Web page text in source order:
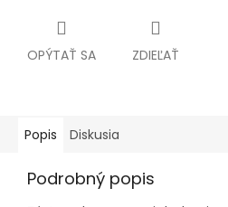
OPÝTAŤ SA ZDIEĽAŤ
Popis Diskusia
Podrobný popis